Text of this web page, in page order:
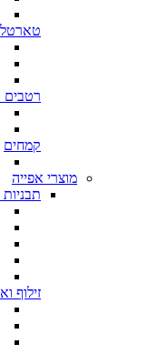
רטבים
קמחים
מוצרי אפייה
זילוף